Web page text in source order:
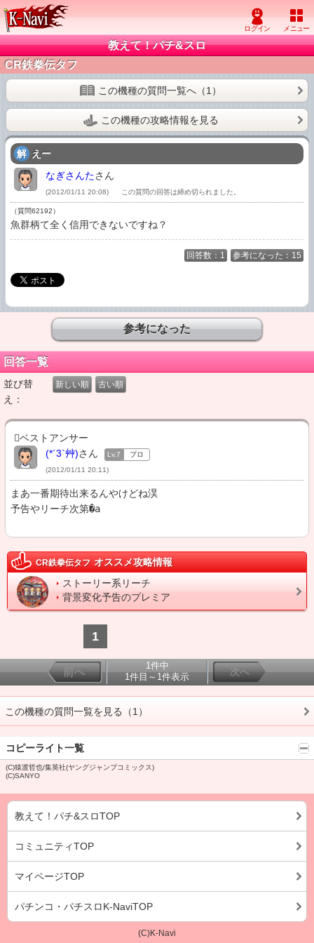
教えて！パチ&スロ
CR鉄拳伝タフ
この機種の質問一覧へ（1）
この機種の攻略情報を見る
解 えー
なぎさんたさん
(2012/01/11 20:08) この質問の回答は締め切られました。
（質問62192）
魚群柄て全く信用できないですね？
回答数：1 参考になった：15
回答一覧
並び替
え：
新しい順 古い順
ベストアンサー
(*´3`艸)さん Lv.7
プロ
(2012/01/11 20:11)
まあ一番期待出来るんやけどね淏
予告やリーチ次第�a
CR鉄拳伝タフ オススメ攻略情報
ストーリー系リーチ
背景変化予告のプレミア
1
前へ
1件中
1件目～1件表示
次へ
この機種の質問一覧を見る（1）
コピーライト一覧
(C)猿渡哲也/集英社(ヤングジャンプコミックス)
(C)SANYO
教えて！パチ&スロTOP
コミュニティTOP
マイページTOP
パチンコ・パチスロK-NaviTOP
(C)K-Navi